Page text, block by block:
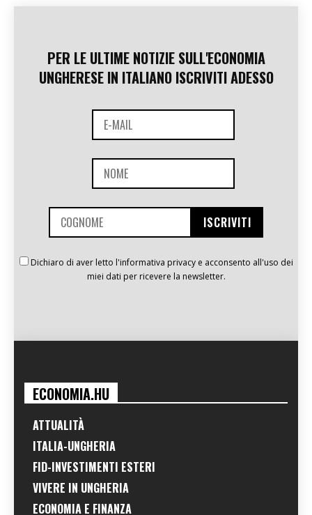
PER LE ULTIME NOTIZIE SULL'ECONOMIA
UNGHERESE IN ITALIANO ISCRIVITI ADESSO
Dichiaro di aver letto l'informativa privacy e acconsento all'uso dei
miei dati per ricevere la newsletter.
ECONOMIA.HU
ATTUALITÀ
ITALIA-UNGHERIA
FID-INVESTIMENTI ESTERI
VIVERE IN UNGHERIA
ECONOMIA E FINANZA